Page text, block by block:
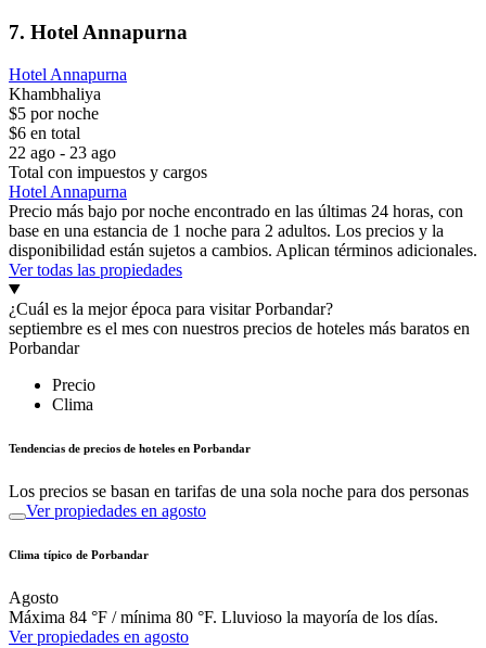
7. Hotel Annapurna
Hotel Annapurna
Khambhaliya
$5 por noche
$6 en total
22 ago - 23 ago
Total con impuestos y cargos
Hotel Annapurna
Precio más bajo por noche encontrado en las últimas 24 horas, con
base en una estancia de 1 noche para 2 adultos. Los precios y la
disponibilidad están sujetos a cambios. Aplican términos adicionales.
Ver todas las propiedades
¿Cuál es la mejor época para visitar Porbandar?
septiembre es el mes con nuestros precios de hoteles más baratos en
Porbandar
Precio
Clima
Tendencias de precios de hoteles en Porbandar
Los precios se basan en tarifas de una sola noche para dos personas
Ver propiedades en agosto
Clima típico de Porbandar
Agosto
Máxima 84 °F / mínima 80 °F. Lluvioso la mayoría de los días.
Ver propiedades en agosto